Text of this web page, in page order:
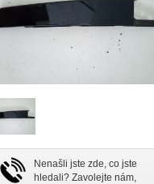
Nenašli jste zde, co jste
hledali? Zavolejte nám,